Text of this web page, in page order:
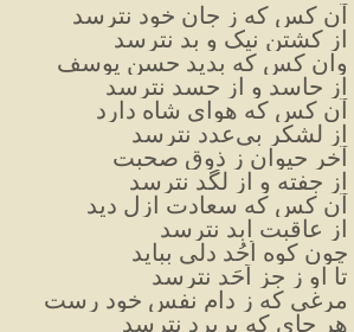
آن کس که ز جان خود نترسد
از کشتن نیک و بد نترسد
وان کس که بدید حسن یوسف
از حاسد و از حسد نترسد
آن کس که هوای شاه دارد
از لشکر بی‌عدد نترسد
آخر حیوان ز ذوق صحبت
از جفته و از لگد نترسد
آن کس که سعادت ازل دید
از عاقبت ابد نترسد
چون کوه اُحُد دلی بباید
تا او ز جزِ اَحَد نترسد
مرغی که ز دام نفس خود رست
هر جای که برپرد نترسد